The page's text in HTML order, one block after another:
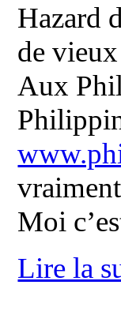
Hazard
de
Aux
Moi
Lire la